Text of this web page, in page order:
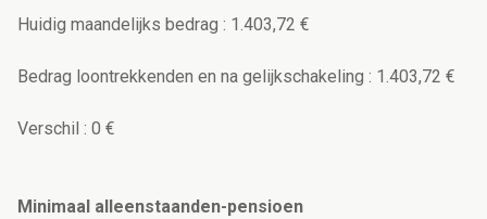
Huidig maandelijks bedrag : 1.403,72 €
Bedrag loontrekkenden en na gelijkschakeling : 1.403,72 €
Verschil : 0 €
Minimaal alleenstaanden-pensioen